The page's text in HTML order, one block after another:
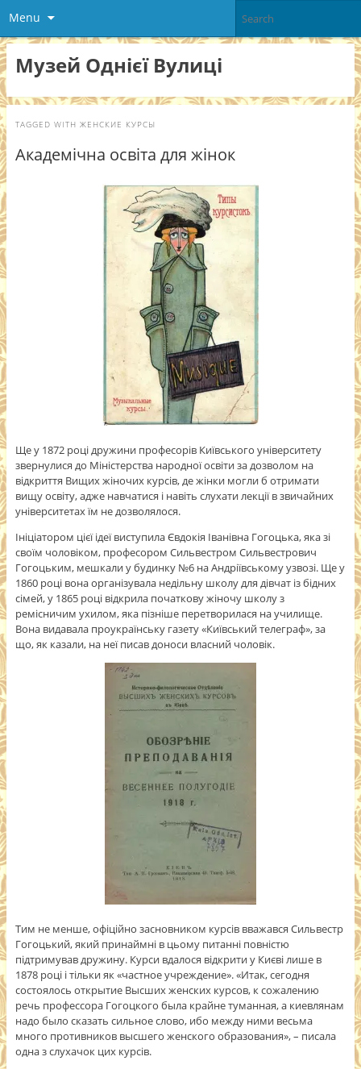
Menu
Музей Однієї Вулиці
TAGGED WITH ЖЕНСКИЕ КУРСЫ
Академічна освіта для жінок
Ще у 1872 році дружини професорів Київського університету
звернулися до Міністерства народної освіти за дозволом на
відкриття Вищих жіночих курсів, де жінки могли б отримати
вищу освіту, адже навчатися і навіть слухати лекції в звичайних
університетах їм не дозволялося.
Ініціатором цієї ідеї виступила Євдокія Іванівна Гогоцька, яка зі
своїм чоловіком, професором Сильвестром Сильвестрович
Гогоцьким, мешкали у будинку №6 на Андріївському узвозі. Ще у
1860 році вона організувала недільну школу для дівчат із бідних
сімей, у 1865 році відкрила початкову жіночу школу з
ремісничим ухилом, яка пізніше перетворилася на училище.
Вона видавала проукраїнську газету «Київський телеграф», за
що, як казали, на неї писав доноси власний чоловік.
Тим не менше, офіційно засновником курсів вважався Сильвестр
Гогоцький, який принаймні в цьому питанні повністю
підтримував дружину. Курси вдалося відкрити у Києві лише в
1878 році і тільки як «частное учреждение». «Итак, сегодня
состоялось открытие Высших женских курсов, к сожалению
речь профессора Гогоцкого была крайне туманная, а киевлянам
надо было сказать сильное слово, ибо между ними весьма
много противников высшего женского образования», – писала
одна з слухачок цих курсів.